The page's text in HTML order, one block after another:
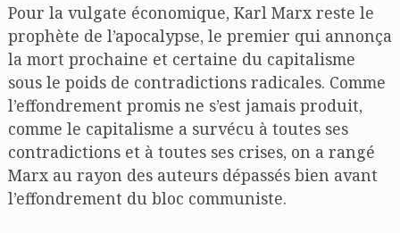
Pour la vulgate économique, Karl Marx reste le
prophète de l’apocalypse, le premier qui annonça
la mort prochaine et certaine du capitalisme
sous le poids de contradictions radicales. Comme
l’effondrement promis ne s’est jamais produit,
comme le capitalisme a survécu à toutes ses
contradictions et à toutes ses crises, on a rangé
Marx au rayon des auteurs dépassés bien avant
l’effondrement du bloc communiste.